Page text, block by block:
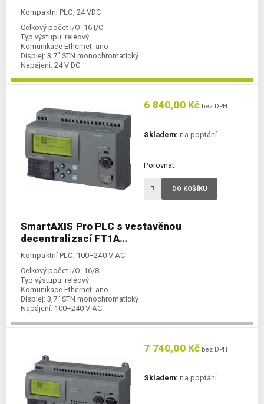
Kompaktní PLC, 24 VDC
Celkový počet I/O: 16 I/O
Typ výstupu: reléový
Komunikace Ethernet: ano
Displej: 3,7" STN monochromatický
Napájení: 24 V DC
SmartAXIS Pro PLC s vestavěnou
decentralizací FT1A…
Kompaktní PLC, 100–240 V AC
Celkový počet I/O: 16/8
Typ výstupu: reléový
Komunikace Ethernet: ano
Displej: 3,7" STN monochromatický
Napájení: 100–240 V AC
6 840,00 Kč bez DPH
Skladem: na poptání
Porovnat
DO KOŠÍKU
7 740,00 Kč bez DPH
Skladem: na poptání